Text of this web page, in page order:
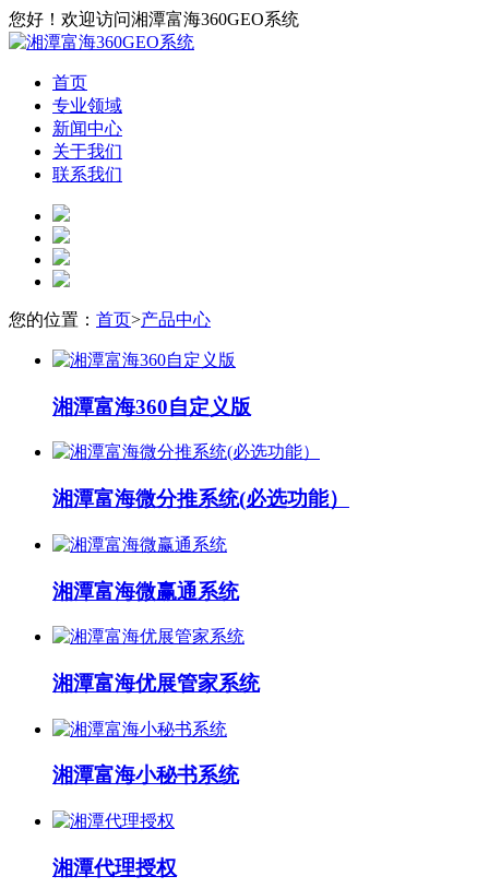
您好！欢迎访问湘潭富海360GEO系统
首页
专业领域
新闻中心
关于我们
联系我们
您的位置： 首页>产品中心
湘潭富海360自定义版
湘潭富海微分推系统(必选功能）
湘潭富海微赢通系统
湘潭富海优展管家系统
湘潭富海小秘书系统
湘潭代理授权